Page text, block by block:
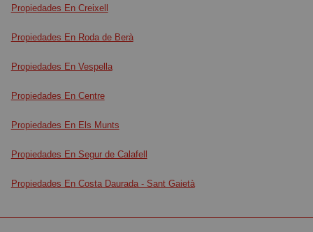
Propiedades En Creixell
Propiedades En Roda de Berà
Propiedades En Vespella
Propiedades En Centre
Propiedades En Els Munts
Propiedades En Segur de Calafell
Propiedades En Costa Daurada - Sant Gaietà